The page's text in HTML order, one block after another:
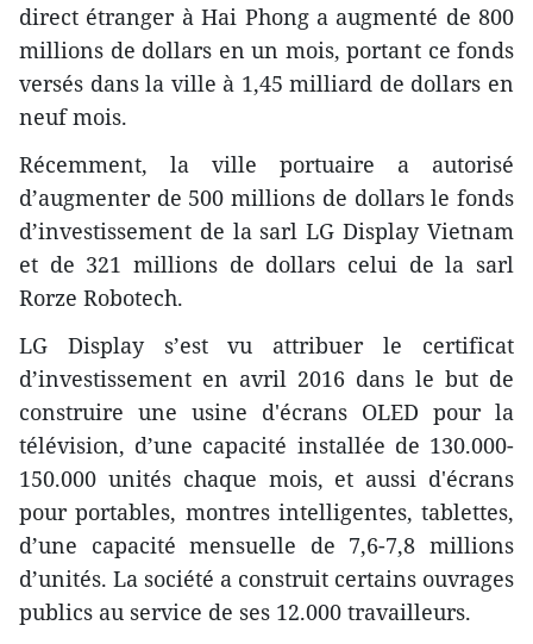
direct étranger à Hai Phong a augmenté de 800
millions de dollars en un mois, portant ce fonds
versés dans la ville à 1,45 milliard de dollars en
neuf mois.
Récemment, la ville portuaire a autorisé
d’augmenter de 500 millions de dollars le fonds
d’investissement de la sarl LG Display Vietnam
et de 321 millions de dollars celui de la sarl
Rorze Robotech.
LG Display s’est vu attribuer le certificat
d’investissement en avril 2016 dans le but de
construire une usine d'écrans OLED pour la
télévision, d’une capacité installée de 130.000-
150.000 unités chaque mois, et aussi d'écrans
pour portables, montres intelligentes, tablettes,
d’une capacité mensuelle de 7,6-7,8 millions
d’unités. La société a construit certains ouvrages
publics au service de ses 12.000 travailleurs.